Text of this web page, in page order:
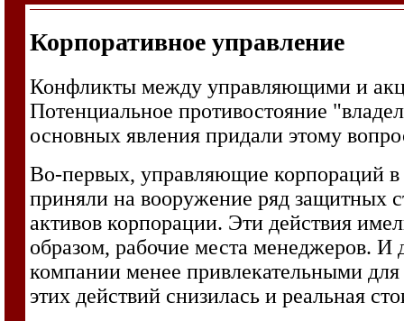
Корпоративное управление
Конфликты между управляющими и
Потенциальное противостояние
основных явления придали этому
Во-первых, управляющие корпораций в
приняли на вооружение ряд защитных
активов корпорации. Эти действия
образом, рабочие места менеджеров.
компании менее привлекательными
этих действий снизилась и реальная